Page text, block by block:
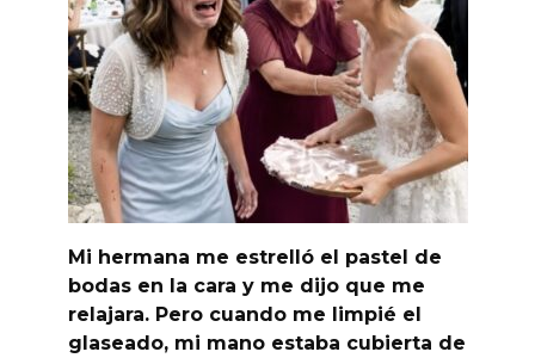
Mi hermana me estrelló el pastel de
bodas en la cara y me dijo que me
relajara. Pero cuando me limpié el
glaseado, mi mano estaba cubierta de